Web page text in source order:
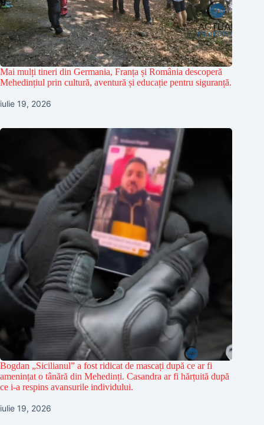
Mai mulți tineri din Germania, Franța și România descoperă
Mehedințiul prin cultură, aventură și educație pentru siguranță.
iulie 19, 2026
Bogdan „Sicilianul” a fost ridicat de mascați după ce ar fi
amenințat o tânără din Mehedinți. Casandra ar fi hărțuită după
ce i-a respins avansurile individului.
iulie 19, 2026